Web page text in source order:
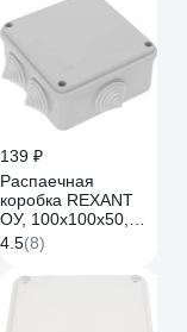
139 ₽
Распаечная
коробка REXANT
ОУ, 100x100x50,
винт IP44 28-3058
4.5(8)